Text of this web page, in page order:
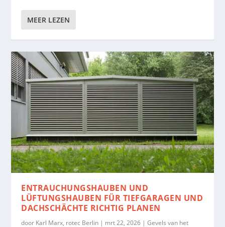
MEER LEZEN
ENTRAUCHUNGSHAUBEN UND
LÜFTUNGSHAUBEN FÜR TIEFGARAGEN UND
DACHSCHÄCHTE RICHTIG PLANEN
door Karl Marx, rotec Berlin | mrt 22, 2026 |Gevels van het